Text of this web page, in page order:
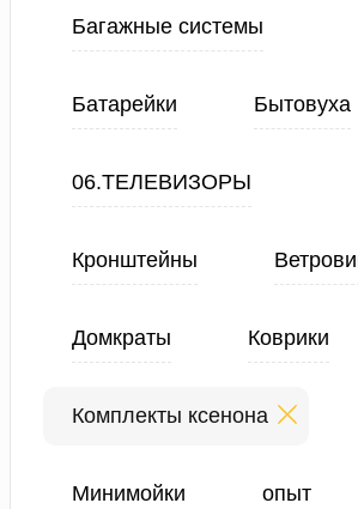
Багажные системы
Батарейки Бытовуха
06.ТЕЛЕВИЗОРЫ
Кронштейны
Домкраты Коврики
Комплекты ксенона
Минимойки опыт